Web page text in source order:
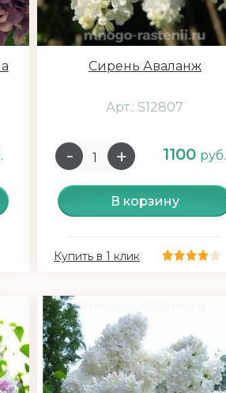
Сирень Аваланж
Арт.: S12807
1100 руб.
В корзину
Купить в 1 клик